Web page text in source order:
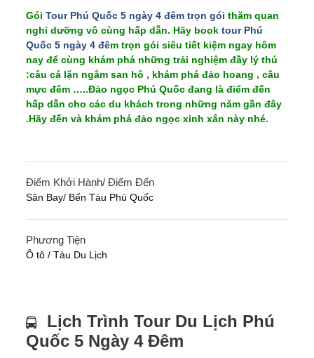
Gói Tour Phú Quốc 5 ngày 4 đêm trọn gói thăm quan
nghỉ dưỡng vô cùng hấp dẫn. Hãy book tour Phú
Quốc 5 ngày 4 đêm trọn gói siêu tiết kiệm ngay hôm
nay để cùng khám phá những trải nghiệm đầy lý thú
:câu cá lặn ngắm san hô , khám phá đảo hoang , câu
mực đêm …..Đảo ngọc Phú Quốc đang là điểm đến
hấp dẫn cho các du khách trong những năm gần đây
.Hãy đến và khám phá đảo ngọc xinh xắn này nhé.
Điểm Khởi Hành/ Điểm Đến
Sân Bay/ Bến Tàu Phú Quốc
Phương Tiện
Ô tô / Tàu Du Lịch
Lịch Trình Tour Du Lịch Phú
Quốc 5 Ngày 4 Đêm